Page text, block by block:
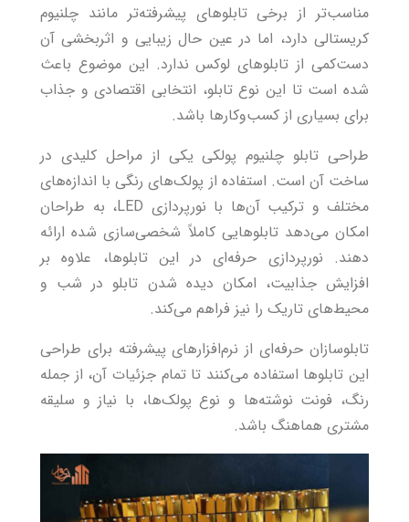
مناسب‌تر از برخی تابلوهای پیشرفته‌تر مانند چلنیوم
کریستالی دارد، اما در عین حال زیبایی و اثربخشی آن
دست‌کمی از تابلوهای لوکس ندارد. این موضوع باعث
شده است تا این نوع تابلو، انتخابی اقتصادی و جذاب
برای بسیاری از کسب‌وکارها باشد.
طراحی تابلو چلنیوم پولکی یکی از مراحل کلیدی در
ساخت آن است. استفاده از پولک‌های رنگی با اندازه‌های
مختلف و ترکیب آن‌ها با نورپردازی LED
، به طراحان
امکان می‌دهد تابلوهایی کاملاً شخصی‌سازی شده ارائه
دهند. نورپردازی حرفه‌ای در این تابلوها، علاوه بر
افزایش جذابیت، امکان دیده شدن تابلو در شب و
محیط‌های تاریک را نیز فراهم می‌کند.
تابلوسازان حرفه‌ای از نرم‌افزارهای پیشرفته برای طراحی
این تابلوها استفاده می‌کنند تا تمام جزئیات آن، از جمله
رنگ، فونت نوشته‌ها و نوع پولک‌ها، با نیاز و سلیقه
مشتری هماهنگ باشد.